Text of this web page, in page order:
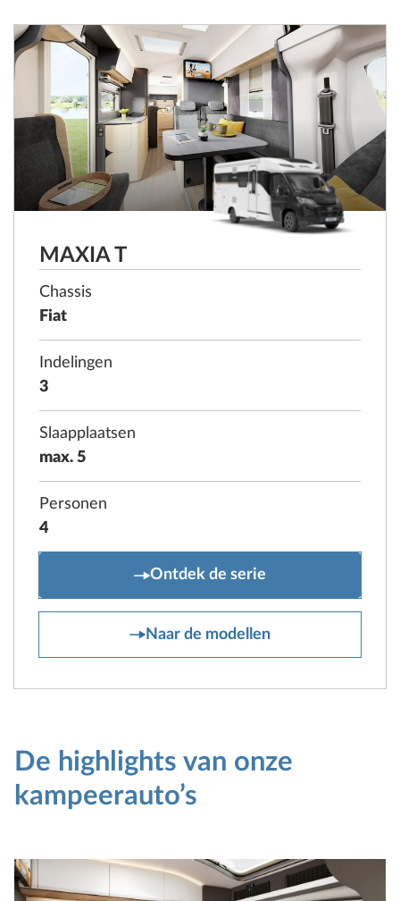
MAXIA T
Chassis
Fiat
Indelingen
3
Slaapplaatsen
max. 5
Personen
4
MAXIA T
Ontdek de serie
Naar de modellen
MAXIA T
De highlights van onze
kampeerauto’s